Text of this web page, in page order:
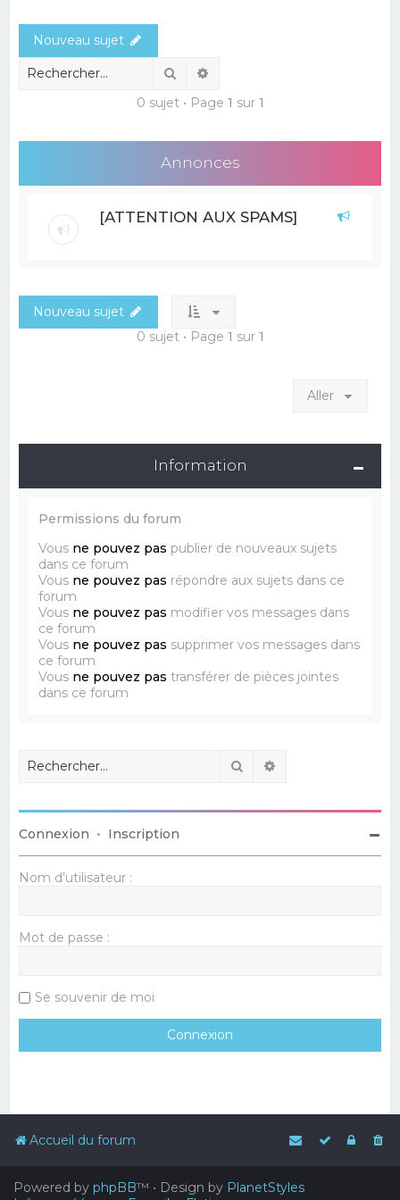
r
Nouveau sujet
Rechercher
0 sujet • Page 1 sur 1
Annonces
[ATTENTION AUX SPAMS]
Nouveau sujet
0 sujet • Page 1 sur 1
Aller
Information
Permissions du forum
Vous ne pouvez pas publier de nouveaux sujets
dans ce forum
Vous ne pouvez pas répondre aux sujets dans ce
forum
Vous ne pouvez pas modifier vos messages dans
ce forum
Vous ne pouvez pas supprimer vos messages dans
ce forum
Vous ne pouvez pas transférer de pièces jointes
dans ce forum
Rechercher
Connexion • Inscription
Nom d’utilisateur :
Mot de passe :
Se souvenir de moi
Accueil du forum
Powered by phpBB™ • Design by PlanetStyles